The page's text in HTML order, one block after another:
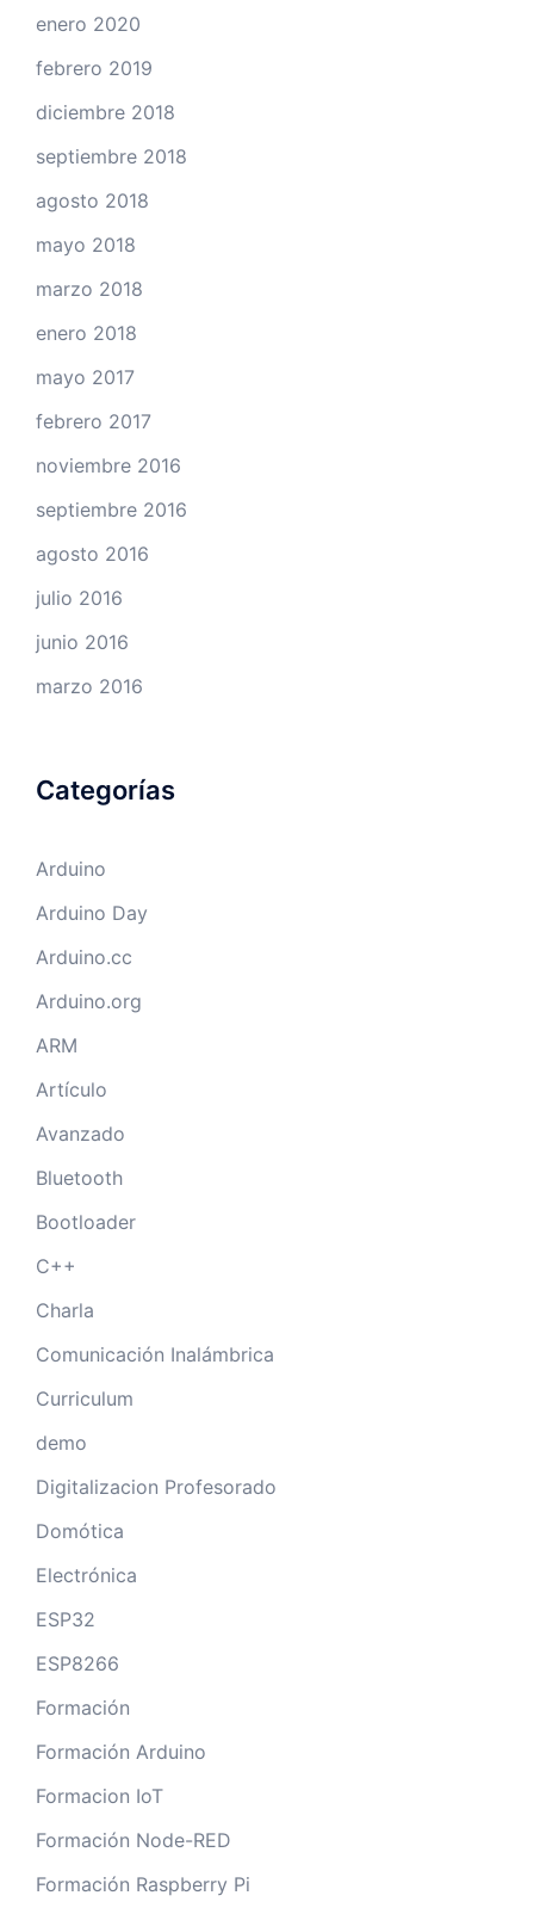
enero 2020
febrero 2019
diciembre 2018
septiembre 2018
agosto 2018
mayo 2018
marzo 2018
enero 2018
mayo 2017
febrero 2017
noviembre 2016
septiembre 2016
agosto 2016
julio 2016
junio 2016
marzo 2016
Categorías
Arduino
Arduino Day
Arduino.cc
Arduino.org
ARM
Artículo
Avanzado
Bluetooth
Bootloader
C++
Charla
Comunicación Inalámbrica
Curriculum
demo
Digitalizacion Profesorado
Domótica
Electrónica
ESP32
ESP8266
Formación
Formación Arduino
Formacion IoT
Formación Node-RED
Formación Raspberry Pi